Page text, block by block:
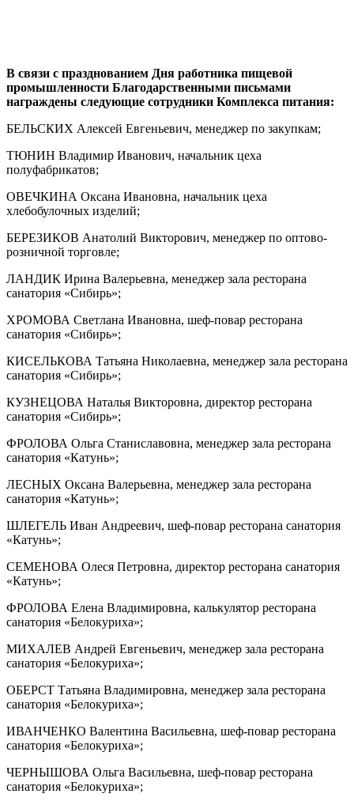
В связи с празднованием Дня работника пищевой
промышленности Благодарственными письмами
награждены следующие сотрудники Комплекса питания:
БЕЛЬСКИХ Алексей Евгеньевич, менеджер по закупкам;
ТЮНИН Владимир Иванович, начальник цеха
полуфабрикатов;
ОВЕЧКИНА Оксана Ивановна, начальник цеха
хлебобулочных изделий;
БЕРЕЗИКОВ Анатолий Викторович, менеджер по оптово-
розничной торговле;
ЛАНДИК Ирина Валерьевна, менеджер зала ресторана
санатория «Сибирь»;
ХРОМОВА Светлана Ивановна, шеф-повар ресторана
санатория «Сибирь»;
КИСЕЛЬКОВА Татьяна Николаевна, менеджер зала ресторана
санатория «Сибирь»;
КУЗНЕЦОВА Наталья Викторовна, директор ресторана
санатория «Сибирь»;
ФРОЛОВА Ольга Станиславовна, менеджер зала ресторана
санатория «Катунь»;
ЛЕСНЫХ Оксана Валерьевна, менеджер зала ресторана
санатория «Катунь»;
ШЛЕГЕЛЬ Иван Андреевич, шеф-повар ресторана санатория
«Катунь»;
СЕМЕНОВА Олеся Петровна, директор ресторана санатория
«Катунь»;
ФРОЛОВА Елена Владимировна, калькулятор ресторана
санатория «Белокуриха»;
МИХАЛЕВ Андрей Евгеньевич, менеджер зала ресторана
санатория «Белокуриха»;
ОБЕРСТ Татьяна Владимировна, менеджер зала ресторана
санатория «Белокуриха»;
ИВАНЧЕНКО Валентина Васильевна, шеф-повар ресторана
санатория «Белокуриха»;
ЧЕРНЫШОВА Ольга Васильевна, шеф-повар ресторана
санатория «Белокуриха»;